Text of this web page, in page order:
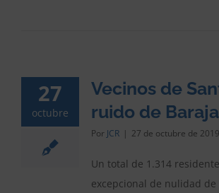
27
octubre
Vecinos de
ruido de
Por JCR | 27 de octubre de 2019
Un total de 1.314
excepcional de nulidad